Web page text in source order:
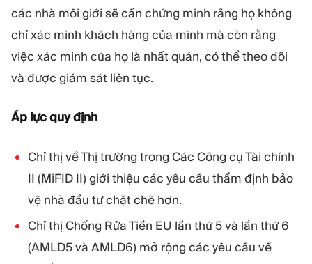
các nhà môi giới sẽ cần chứng minh rằng họ không
chỉ xác minh khách hàng của mình mà còn rằng
việc xác minh của họ là nhất quán, có thể theo dõi
và được giám sát liên tục.
Áp lực quy định
Chỉ thị về Thị trường trong Các Công cụ Tài chính
II (MiFID II) giới thiệu các yêu cầu thẩm định bảo
vệ nhà đầu tư chặt chẽ hơn.
Chỉ thị Chống Rửa Tiền EU lần thứ 5 và lần thứ 6
(AMLD5 và AMLD6) mở rộng các yêu cầu về